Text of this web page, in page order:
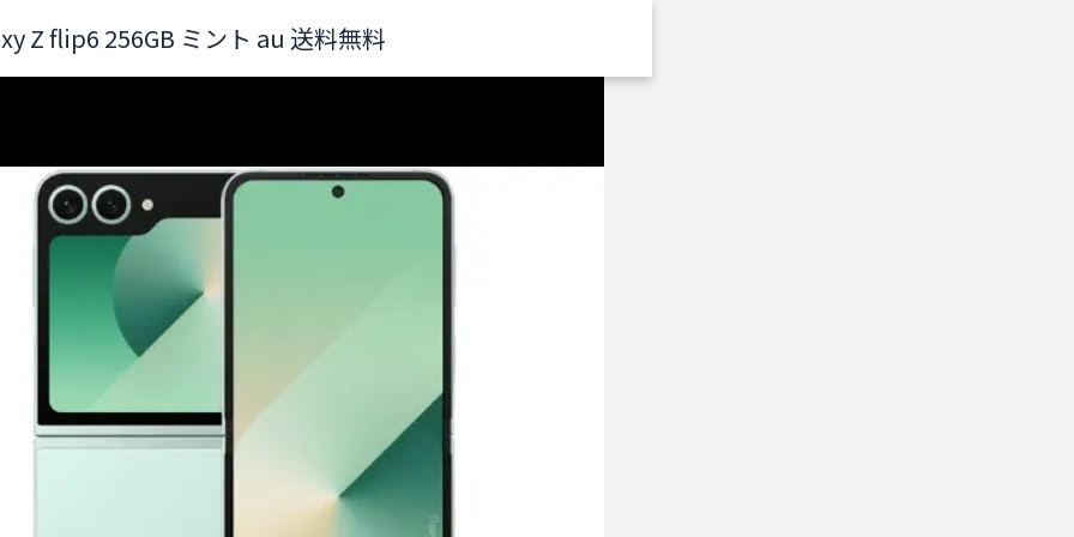
Z flip6 256GB ミント au 送料無料